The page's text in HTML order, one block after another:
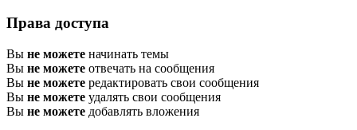
Права доступа
Вы не можете начинать темы
Вы не можете отвечать на сообщения
Вы не можете редактировать свои сообщения
Вы не можете удалять свои сообщения
Вы не можете добавлять вложения